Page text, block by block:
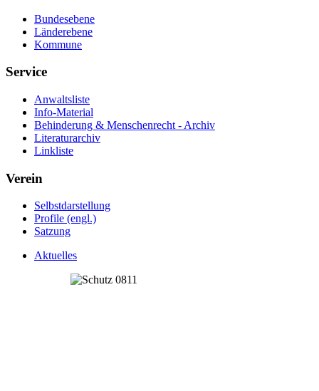
Bundesebene
Länderebene
Kommune
Service
Anwaltsliste
Info-Material
Behinderung & Menschenrecht - Archiv
Literaturarchiv
Linkliste
Verein
Selbstdarstellung
Profile (engl.)
Satzung
Aktuelles